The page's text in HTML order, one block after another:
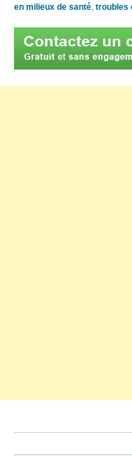
en milieux de santé troubles